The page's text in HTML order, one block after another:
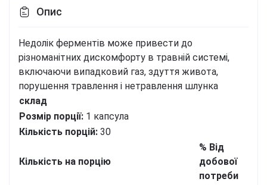
Опис
Недолік ферментів може привести до
різноманітних дискомфорту в травній системі,
включаючи випадковий газ, здуття живота,
порушення травлення і нетравлення шлунка
склад
Розмір порції: 1 капсула
Кількість порцій: 30
Кількість на порцію
% Від
добової
потреби